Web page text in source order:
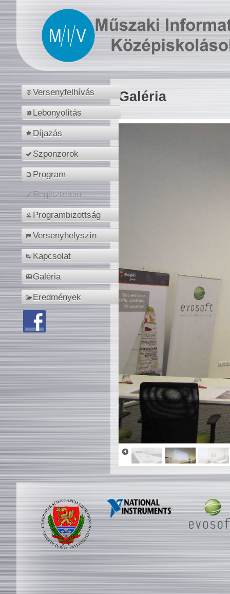
Versenyfelhívás
Lebonyolítás
Díjazás
Szponzorok
Program
Regisztráció
Programbizottság
Versenyhelyszín
Kapcsolat
Galéria
Eredmények
Galéria